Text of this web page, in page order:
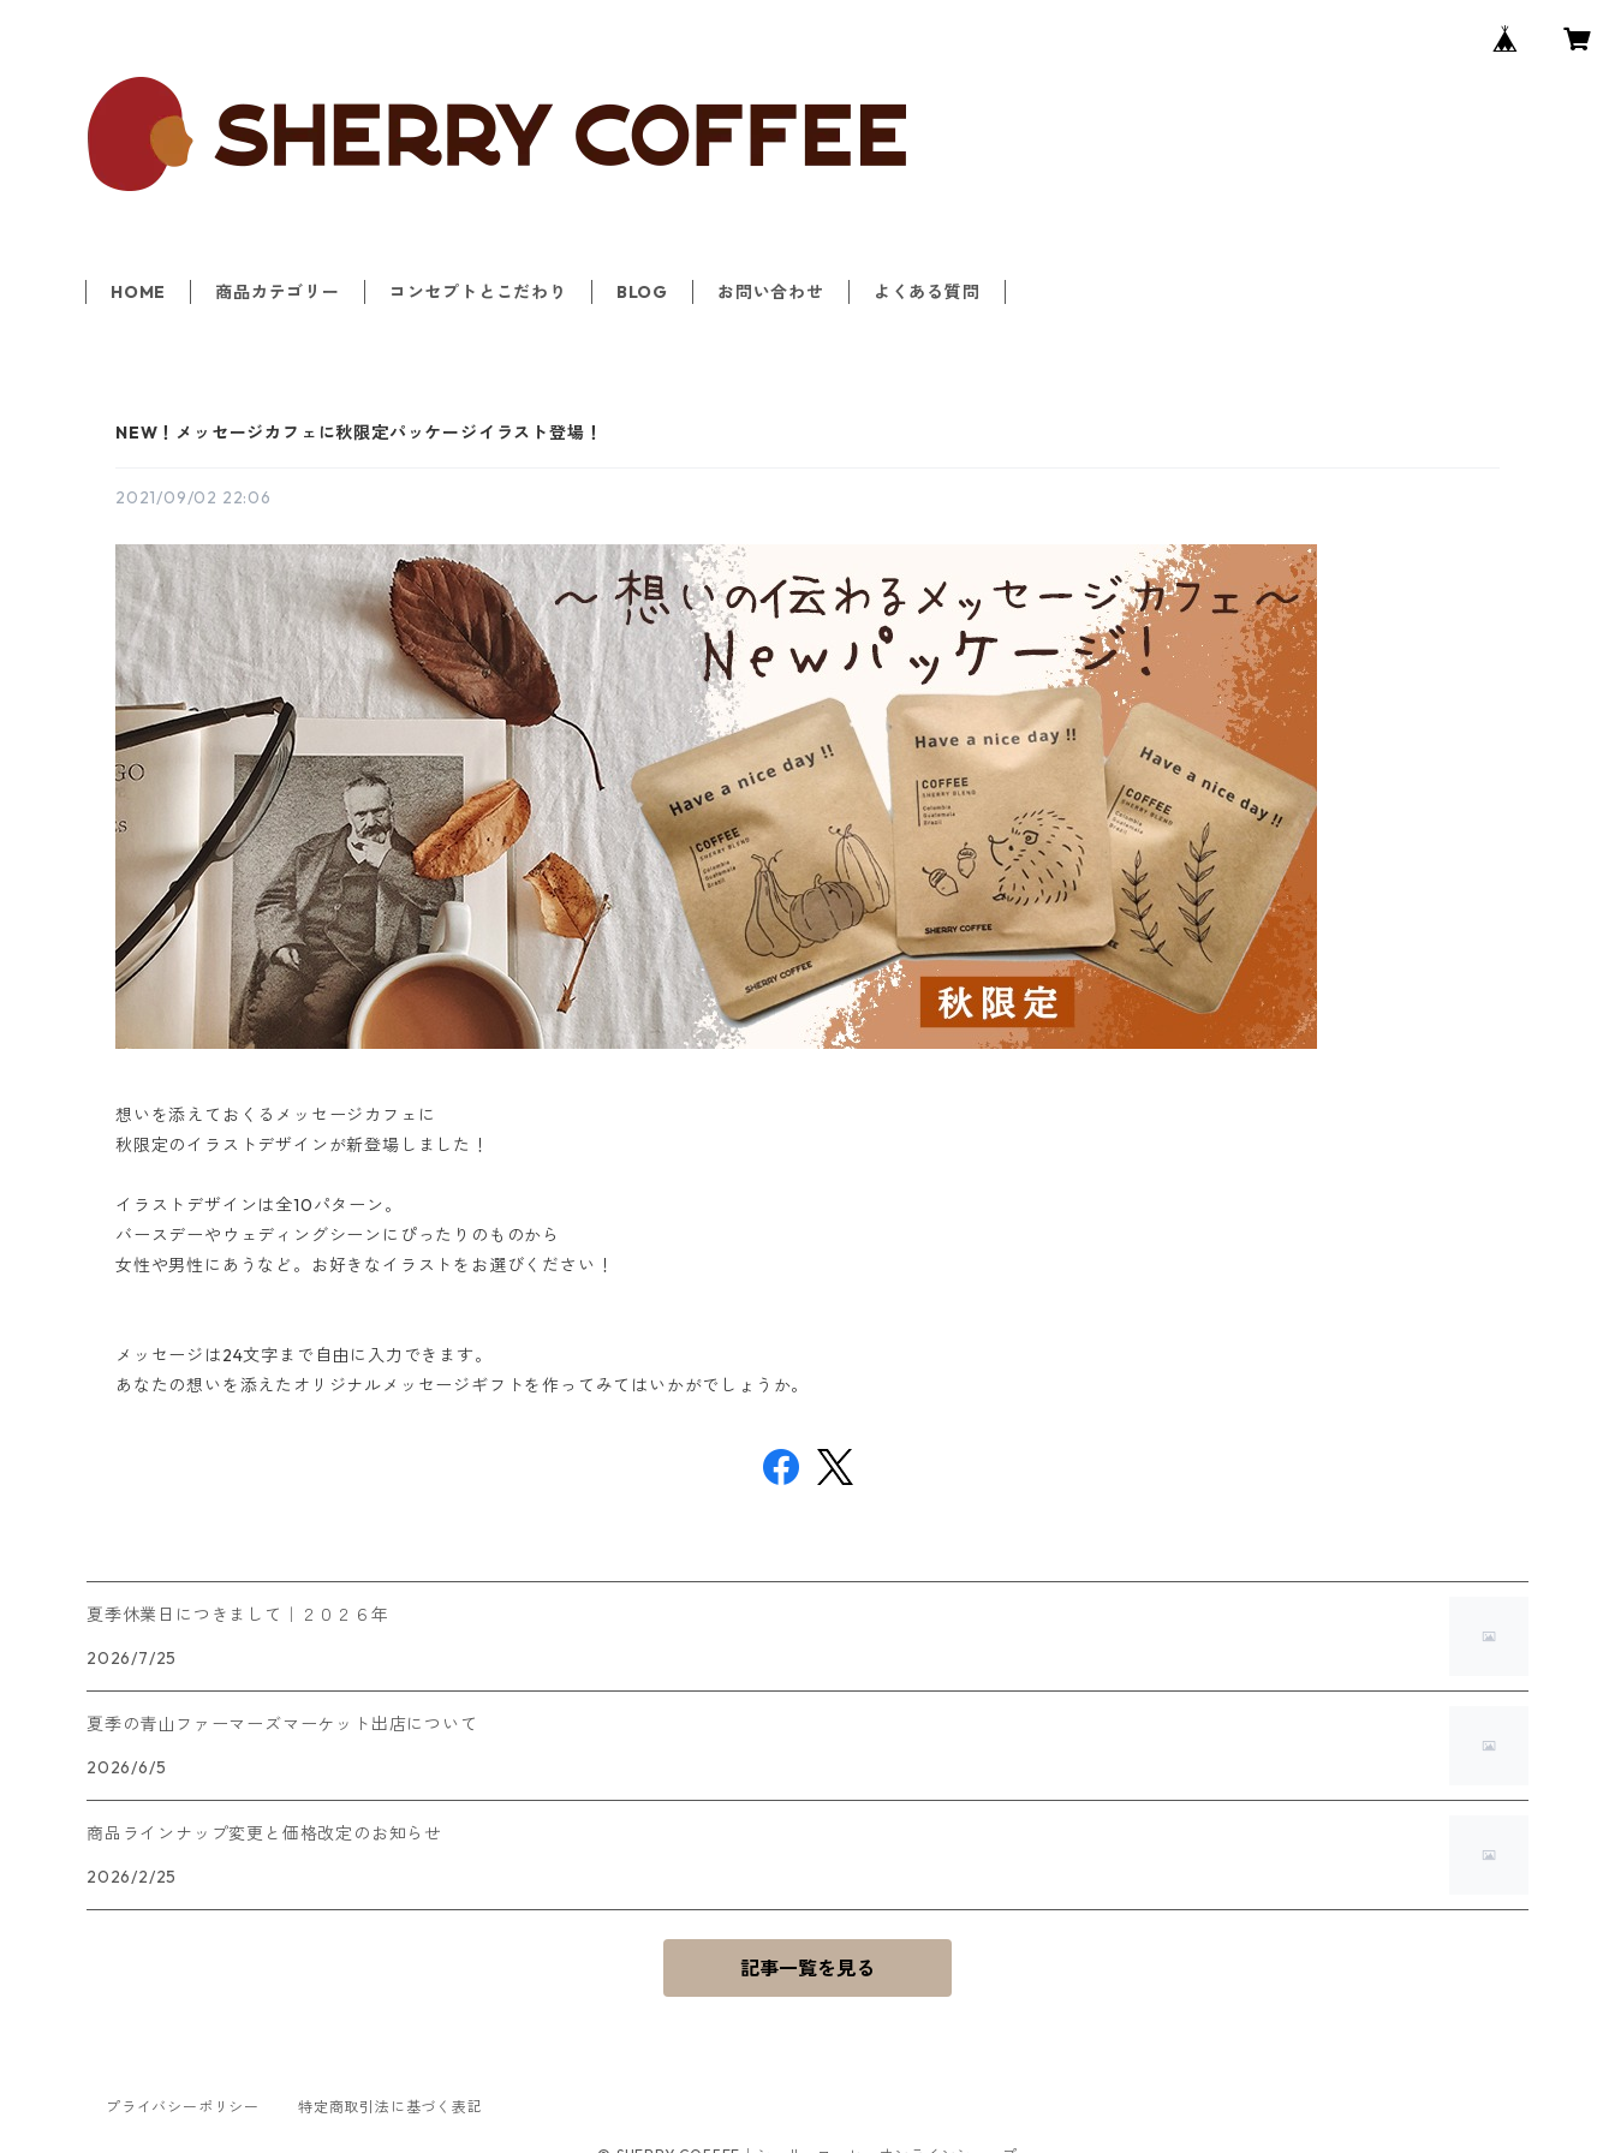
HOME 商品カテゴリー コンセプトとこだわり BLOG お問い合わせ よくある質問
NEW！メッセージカフェに秋限定パッケージイラスト登場！
2021/09/02 22:06
想いを添えておくるメッセージカフェに
秋限定のイラストデザインが新登場しました！
イラストデザインは全10パターン。
バースデーやウェディングシーンにぴったりのものから
女性や男性にあうなど。お好きなイラストをお選びください！
メッセージは24文字まで自由に入力できます。
あなたの想いを添えたオリジナルメッセージギフトを作ってみてはいかがでしょうか。
夏季休業日につきまして｜２０２６年
2026/7/25
夏季の青山ファーマーズマーケット出店について
2026/6/5
商品ラインナップ変更と価格改定のお知らせ
2026/2/25
記事一覧を見る
プライバシーポリシー 特定商取引法に基づく表記